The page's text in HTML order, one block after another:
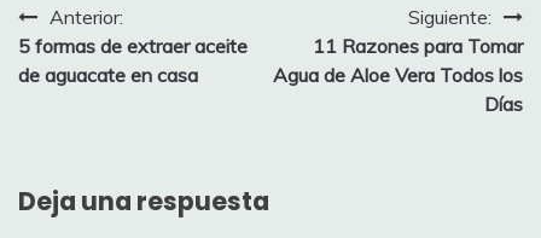
Navegación
de
Anterior:
5 formas de extraer aceite
de aguacate en casa
Siguiente:
11 Razones para Tomar
Agua de Aloe Vera Todos los
Días
Deja una respuesta